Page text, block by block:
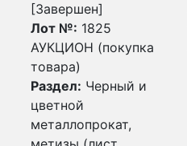
[Завершен]
Лот №: 1825
АУКЦИОН (покупка
товара)
Раздел: Черный и
цветной
металлопрокат,